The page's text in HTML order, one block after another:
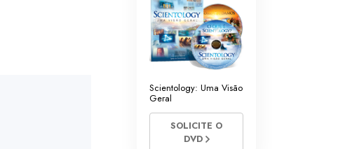
Scientology: Uma Visão
Geral
SOLICITE O
DVD